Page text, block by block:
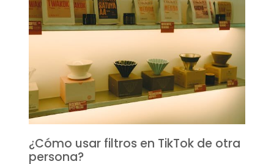
¿Cómo usar filtros en TikTok de otra
persona?